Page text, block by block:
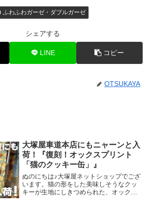
ふわふわガーゼ・ダブルガーゼ
シェアする
LINE コピー
OTSUKAYA
大塚屋車道本店にもニャーンと入
荷！『復刻！オックスプリント
「猫のクッキー缶」』
ぬのにちは♪大塚屋ネットショップでござ
います。猫の形をした美味しそうなクッ
キーが生地にしきつめられた、オックス